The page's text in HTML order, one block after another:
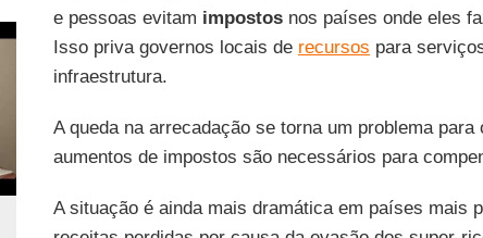
e pessoas evitam impostosnos países onde eles
Isso priva governos locais de recursos para
infraestrutura.
A queda na arrecadação se torna um problema para
aumentos de impostos são necessários para
A situação é ainda mais dramática em países mais